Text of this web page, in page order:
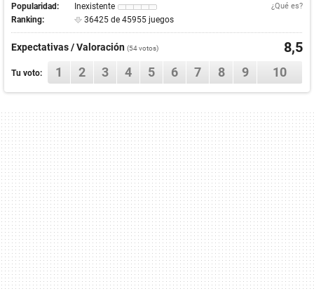
Popularidad: Inexistente ¿Qué es?
Ranking: 36425 de 45955 juegos
Expectativas / Valoración (54votos) 8,5
Tu voto: 1 2 3 4 5 6 7 8 9 10